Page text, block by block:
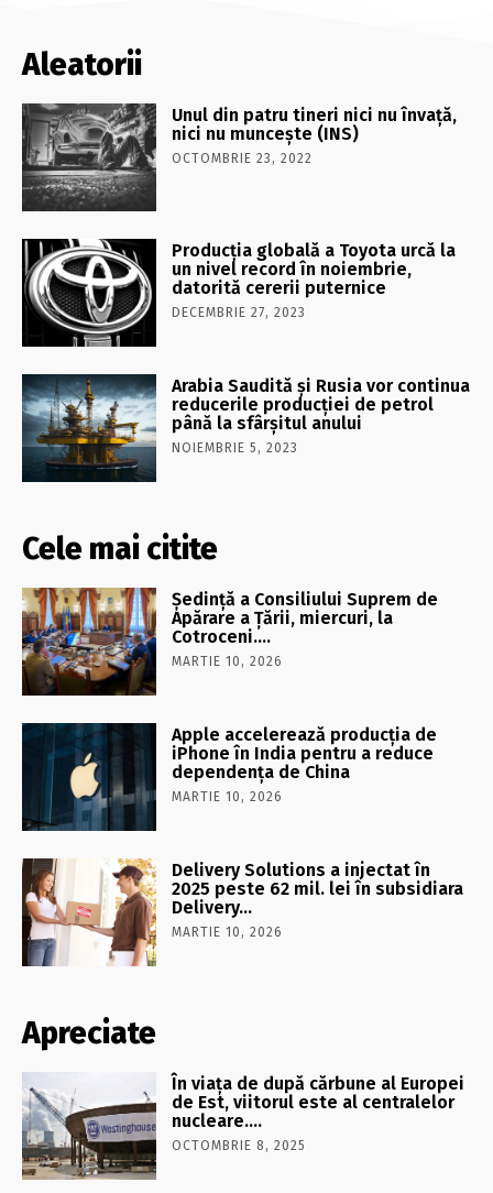
Aleatorii
Unul din patru tineri nici nu învață,
nici nu muncește (INS)
OCTOMBRIE 23, 2022
Producția globală a Toyota urcă la
un nivel record în noiembrie,
datorită cererii puternice
DECEMBRIE 27, 2023
Arabia Saudită și Rusia vor continua
reducerile producției de petrol
până la sfârșitul anului
NOIEMBRIE 5, 2023
Cele mai citite
Şedinţă a Consiliului Suprem de
Apărare a Ţării, miercuri, la
Cotroceni….
MARTIE 10, 2026
Apple accelerează producția de
iPhone în India pentru a reduce
dependența de China
MARTIE 10, 2026
Delivery Solutions a injectat în
2025 peste 62 mil. lei în subsidiara
Delivery…
MARTIE 10, 2026
Apreciate
În viaţa de după cărbune al Europei
de Est, viitorul este al centralelor
nucleare….
OCTOMBRIE 8, 2025